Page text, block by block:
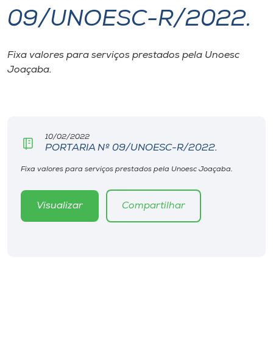
I.nova
Diplomados
CPA
Biblioteca
Editora
09/UNOESC-R/2022.
Fixa valores para serviços prestados pela Unoesc
Joaçaba.
10/02/2022
PORTARIA Nº 09/UNOESC-R/2022.
Fixa valores para serviços prestados pela Unoesc Joaçaba.
Visualizar Compartilhar